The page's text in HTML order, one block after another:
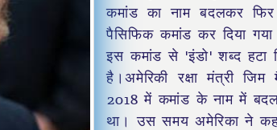
कमांड का नाम बदलकर
पैसिफिक कमांड कर दिया
इस कमांड से 'इंडो' शब्द हटा
है।अमेरिकी रक्षा मंत्री
2018 में कमांड के नाम में
था। उस समय अमेरिका ने